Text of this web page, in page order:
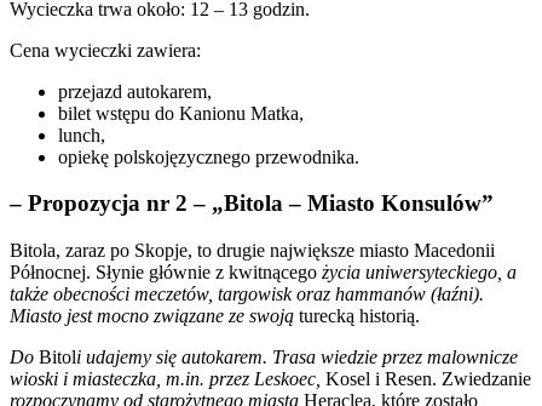
Wycieczka trwa około: 12 – 13 godzin.
Cena wycieczki zawiera:
przejazd autokarem,
bilet wstępu do Kanionu Matka,
lunch,
opiekę polskojęzycznego przewodnika.
– Propozycja nr 2 – „Bitola – Miasto Konsulów”
Bitola, zaraz po Skopje, to drugie największe miasto Macedonii
Północnej. Słynie głównie z kwitnącego życia uniwersyteckiego, a
także obecności meczetów, targowisk oraz hammanów (łaźni).
Miasto jest mocno związane ze swoją turecką historią.
Do Bitoli udajemy się autokarem. Trasa wiedzie przez malownicze
wioski i miasteczka, m.in. przez Leskoec, Kosel i Resen. Zwiedzanie
rozpoczynamy od starożytnego miasta Heraclea, które zostało